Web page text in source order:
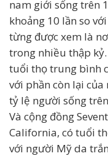
nam giới sống trên
khoảng 10 lần so
từng được xem là
trong nhiều thập kỷ.
tuổi thọ trung bình
với phần còn lại của
tỷ lệ người sống
Và cộng đồng
California, có tuổi
với người Mỹ da